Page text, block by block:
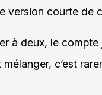
version courte de
à deux, le
c’est